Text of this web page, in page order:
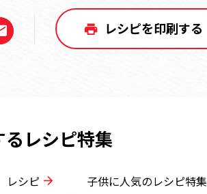
レシピを印刷する
るレシピ特集
レシピ 子供に人気のレシピ特集